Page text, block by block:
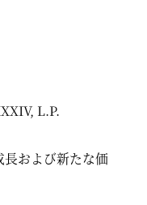
L.P.
および新たな価